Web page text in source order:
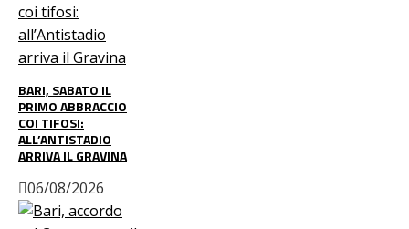
BARI, SABATO IL
PRIMO ABBRACCIO
COI TIFOSI:
ALL’ANTISTADIO
ARRIVA IL GRAVINA
06/08/2026